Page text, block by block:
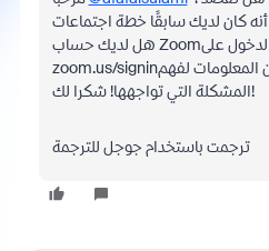
أنه كان لديك سابقًا خطة اجتماعات Zoom ولم يتم تفعيلها؟
هل لديك حساب Zoom؟ هل حاولت تسجيل الدخول على
zoom.us/signin؟ فقط بحاجة إلى مزيد من المعلومات لفهم
المشكلة التي تواجهها! شكرا لك!
ترجمت باستخدام جوجل للترجمة